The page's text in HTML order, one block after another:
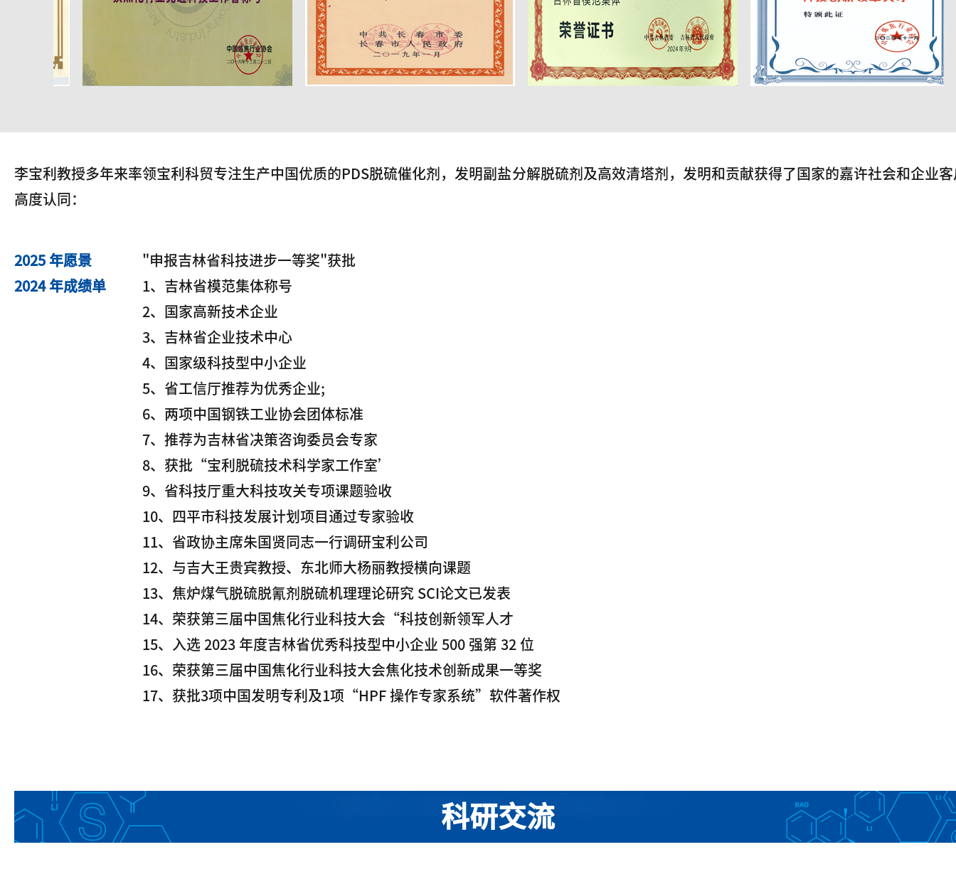
李宝利教授多年来率领宝利科贸专注生产中国优质的PDS脱硫催化剂，发明副盐分解脱硫剂及高效清塔剂，发明和贡献获得了国家的嘉许社会和企业
高度认同：
2025 年愿景
"申报吉林省科技进步一等奖"获批
2024 年成绩单
1、吉林省模范集体称号
2、国家高新技术企业
3、吉林省企业技术中心
4、国家级科技型中小企业
5、省工信厅推荐为优秀企业;
6、两项中国钢铁工业协会团体标准
7、推荐为吉林省决策咨询委员会专家
8、获批“宝利脱硫技术科学家工作室’
9、省科技厅重大科技攻关专项课题验收
10、四平市科技发展计划项目通过专家验收
11、省政协主席朱国贤同志一行调研宝利公司
12、与吉大王贵宾教授、东北师大杨丽教授横向课题
13、焦炉煤气脱硫脱氰剂脱硫机理理论研究 SCI论文已发表
14、荣获第三届中国焦化行业科技大会“科技创新领军人才
15、入选 2023 年度吉林省优秀科技型中小企业 500 强第 32 位
16、荣获第三届中国焦化行业科技大会焦化技术创新成果一等奖
17、获批3项中国发明专利及1项“HPF 操作专家系统”软件著作权
科研交流